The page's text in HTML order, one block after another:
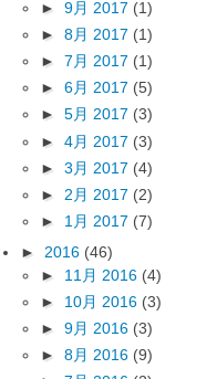
► 9月 2017 (1)
► 8月 2017 (1)
► 7月 2017 (1)
► 6月 2017 (5)
► 5月 2017 (3)
► 4月 2017 (3)
► 3月 2017 (4)
► 2月 2017 (2)
► 1月 2017 (7)
► 2016 (46)
► 11月 2016 (4)
► 10月 2016 (3)
► 9月 2016 (3)
► 8月 2016 (9)